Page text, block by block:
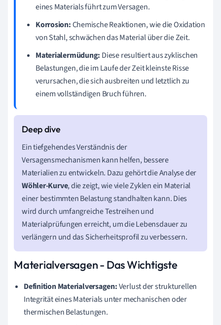
eines Materials führt zum Versagen.
Korrosion:Chemische Reaktionen, wie die Oxidation
von Stahl, schwächen das Material über die Zeit.
Materialermüdung: Diese resultiert aus zyklischen
Belastungen, die im Laufe der Zeit kleinste Risse
verursachen, die sich ausbreiten und letztlich zu
einem vollständigen Bruch führen.
Ein tiefgehendes Verständnis der
Versagensmechanismen kann helfen, bessere
Materialien zu entwickeln. Dazu gehört die Analyse der
Wöhler-Kurve, die zeigt, wie viele Zyklen ein Material
einer bestimmten Belastung standhalten kann. Dies
wird durch umfangreiche Testreihen und
Materialprüfungen erreicht, um die Lebensdauer zu
verlängern und das Sicherheitsprofil zu verbessern.
Materialversagen - Das Wichtigste
Definition Materialversagen:Verlust der strukturellen
Integrität eines Materials unter mechanischen oder
thermischen Belastungen.